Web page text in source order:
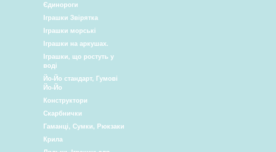
Єдинороги
Іграшки Звірятка
Іграшки морські
Іграшки на аркушах.
Іграшки, що ростуть у
воді
Йо-Йо стандарт, Гумові
Йо-Йо
Конструктори
Скарбнички
Гаманці, Сумки, Рюкзаки
Крила